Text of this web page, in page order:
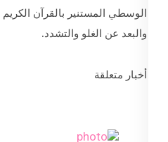
الوسطي المستنير بالقرآن الكريم
والبعد عن الغلو والتشدد.
أخبار متعلقة